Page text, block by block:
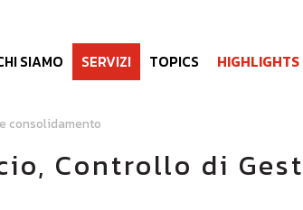
SIAMO SERVIZI TOPICS HIGHLIGHTS
consolidamento
Controllo di